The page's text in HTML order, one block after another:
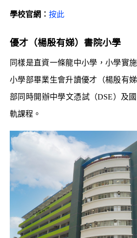
學校官網︰ 按此
優才（楊殷有娣）書院小學
同樣是直資一條龍中小學，小學實
小學部畢業生會升讀優才（楊殷有
部同時開辦中學文憑試（DSE）及
軌課程。